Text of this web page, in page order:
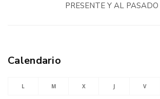
PRESENTE Y AL PASADO
Calendario
L M X J V